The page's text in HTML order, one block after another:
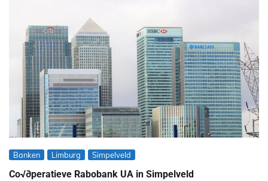
Banken Limburg Simpelveld
Co√∂peratieve Rabobank UA in Simpelveld